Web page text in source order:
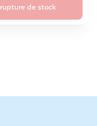
rupture de stock